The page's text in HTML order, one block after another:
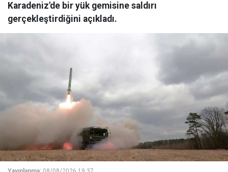
Karadeniz'de bir yük gemisine saldırı
gerçekleştirdiğini açıkladı.